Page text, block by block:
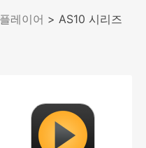
레이어 > AS10 시리즈